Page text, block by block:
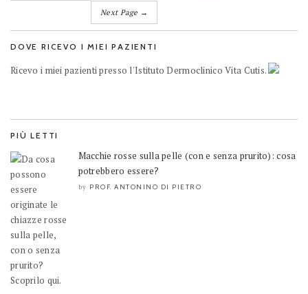
Next Page →
DOVE RICEVO I MIEI PAZIENTI
Ricevo i miei pazienti presso l'Istituto Dermoclinico Vita Cutis.
PIÙ LETTI
Macchie rosse sulla pelle (con e senza prurito): cosa
potrebbero essere?
by PROF. ANTONINO DI PIETRO